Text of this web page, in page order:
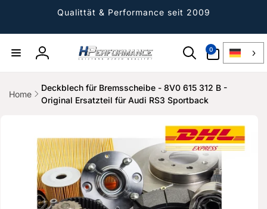
Qualittät & Performance seit 2009
Einloggen
0
Artikel
Home
Deckblech für Bremsscheibe - 8V0 615 312 B -
Original Ersatzteil für Audi RS3 Sportback